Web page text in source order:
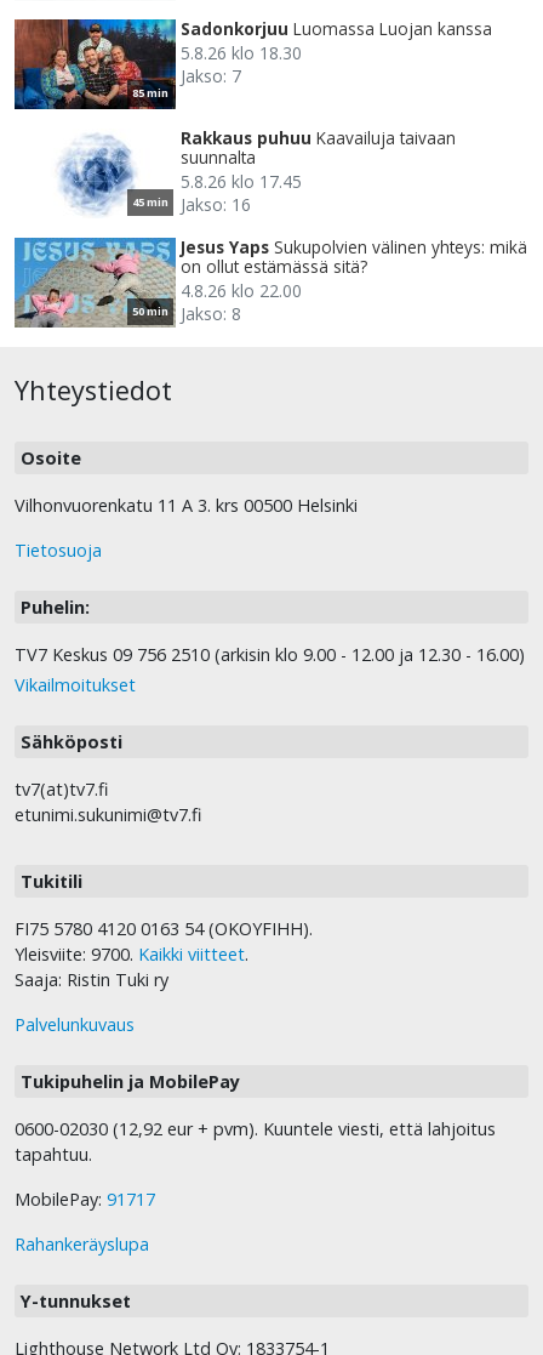
85 min
Sadonkorjuu Luomassa Luojan kanssa
5.8.26 klo 18.30
Jakso: 7
45 min
Rakkaus puhuu Kaavailuja taivaan
suunnalta
5.8.26 klo 17.45
Jakso: 16
50 min
Jesus Yaps Sukupolvien välinen yhteys: mikä
on ollut estämässä sitä?
4.8.26 klo 22.00
Jakso: 8
Yhteystiedot
Osoite
Vilhonvuorenkatu 11 A 3. krs 00500 Helsinki
Tietosuoja
Puhelin:
TV7 Keskus 09 756 2510 (arkisin klo 9.00 - 12.00 ja 12.30 - 16.00)
Vikailmoitukset
Sähköposti
tv7(at)tv7.fi
etunimi.sukunimi@tv7.fi
Tukitili
FI75 5780 4120 0163 54 (OKOYFIHH).
Yleisviite: 9700. Kaikki viitteet.
Saaja: Ristin Tuki ry
Palvelunkuvaus
Tukipuhelin ja MobilePay
0600-02030 (12,92 eur + pvm). Kuuntele viesti, että lahjoitus
tapahtuu.
MobilePay: 91717
Rahankeräyslupa
Y-tunnukset
Lighthouse Network Ltd Oy: 1833754-1